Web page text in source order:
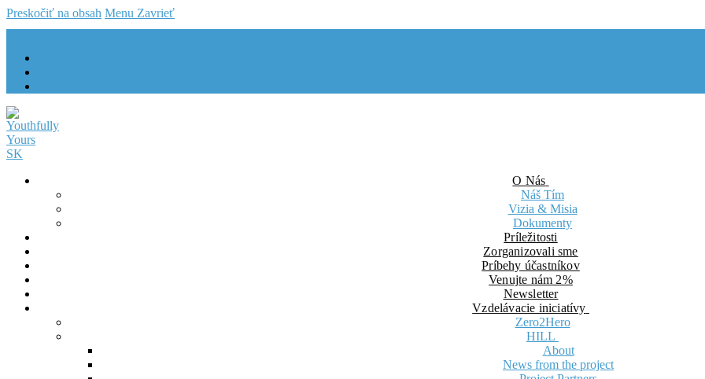
Preskočiť na obsah Menu Zavrieť
O Nás
Náš Tím
Vizia & Misia
Dokumenty
Príležitosti
Zorganizovali sme
Príbehy účastníkov
Venujte nám 2%
Newsletter
Vzdelávacie iniciatívy
Zero2Hero
HILL
About
News from the project